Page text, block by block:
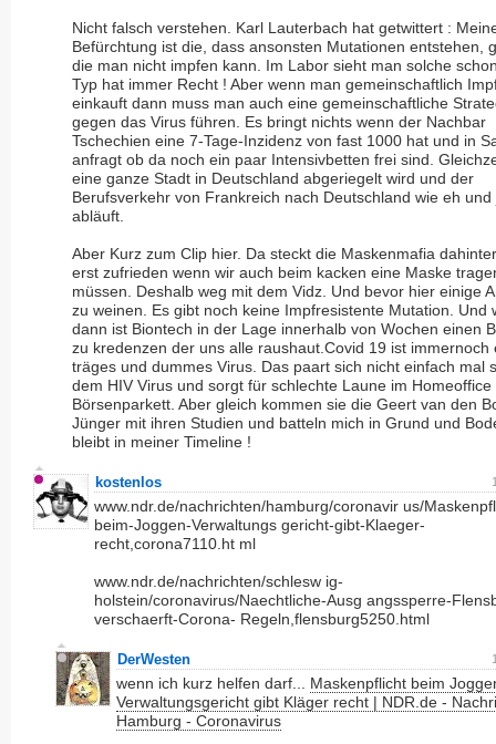
Nicht falsch verstehen. Karl Lauterbach hat getwittert :
Befürchtung ist die, dass ansonsten Mutationen entstehen,
die man nicht impfen kann. Im Labor sieht man solche
Typ hat immer Recht ! Aber wenn man gemeinschaftlich
einkauft dann muss man auch eine gemeinschaftliche
gegen das Virus führen. Es bringt nichts wenn der Nachbar
Tschechien eine 7-Tage-Inzidenz von fast 1000 hat und in
anfragt ob da noch ein paar Intensivbetten frei sind.
eine ganze Stadt in Deutschland abgeriegelt wird und der
Berufsverkehr von Frankreich nach Deutschland wie eh und
abläuft.
Aber Kurz zum Clip hier. Da steckt die Maskenmafia
erst zufrieden wenn wir auch beim kacken eine Maske
müssen. Deshalb weg mit dem Vidz. Und bevor hier einige
zu weinen. Es gibt noch keine Impfresistente Mutation. Und
dann ist Biontech in der Lage innerhalb von Wochen einen
zu kredenzen der uns alle raushaut.Covid 19 ist immernoch
träges und dummes Virus. Das paart sich nicht einfach mal
dem HIV Virus und sorgt für schlechte Laune im Homeoffice
Börsenparkett. Aber gleich kommen sie die Geert van den
Jünger mit ihren Studien und batteln mich in Grund und
bleibt in meiner Timeline !
kostenlos
www.ndr.de/nachrichten/hamburg/coronavir us/
beim-Joggen-Verwaltungs gericht-gibt-Klaeger-
recht,corona7110.ht ml
www.ndr.de/nachrichten/schlesw ig-
holstein/coronavirus/Naechtliche-Ausg angssperre-
verschaerft-Corona- Regeln,flensburg5250.html
DerWesten
wenn ich kurz helfen darf... Maskenpflicht beim
Verwaltungsgericht gibt Kläger recht | NDR.de -
Hamburg - Coronavirus